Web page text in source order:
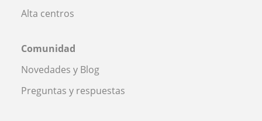
Alta centros
Comunidad
Novedades y Blog
Preguntas y respuestas